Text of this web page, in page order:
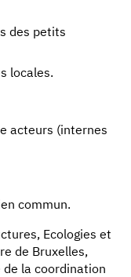
des petits
locales.
acteurs (internes
commun.
Ecologies et
de Bruxelles,
de la coordination